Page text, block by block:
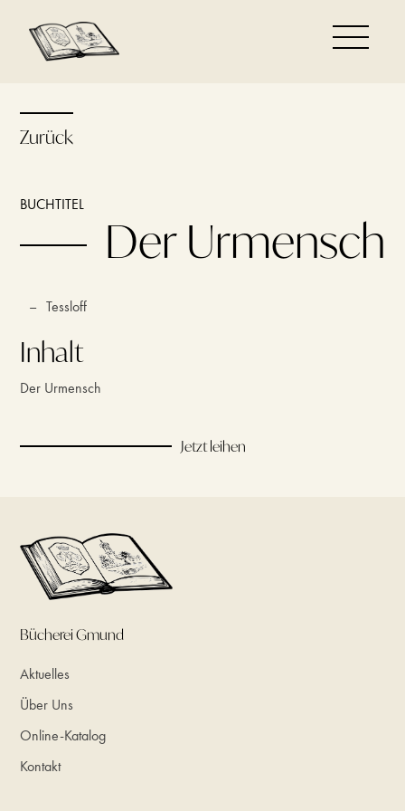
Zurück
BUCHTITEL
Der Urmensch
– Tessloff
Inhalt
Der Urmensch
Jetzt leihen
Bücherei Gmund
Aktuelles
Über Uns
Online-Katalog
Kontakt